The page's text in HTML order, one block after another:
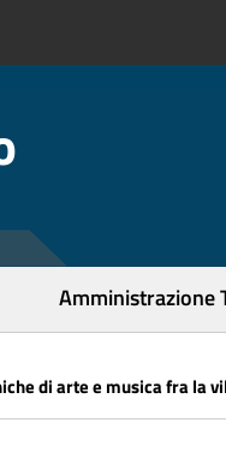
Amministrazione
di arte e musica fra la